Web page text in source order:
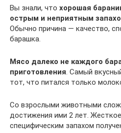
Вы знали, что хорошая
острым и неприятным
Обычно причина — качество,
барашка.
Мясо далеко не каждого
приготовления. Самый
тот, что питался только
Со взрослыми животными
достижения ими 2 лет.
специфическим запахом